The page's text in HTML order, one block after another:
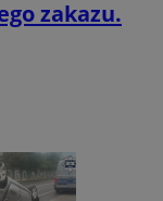
zakazu.